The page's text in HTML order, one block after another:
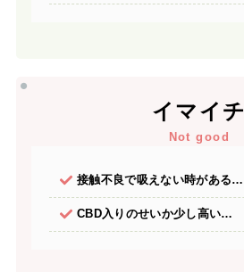
イマイチ
Not good
接触不良で吸えない時がある…
CBD入りのせいか少し高い…